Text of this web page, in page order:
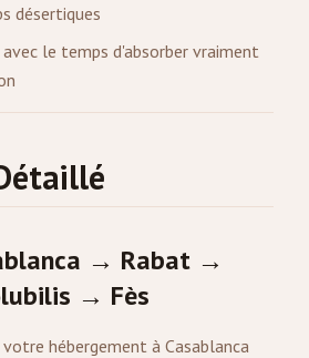
désertiques
avec le temps d'absorber vraiment
→ Rabat →
→ Fès
votre hébergement à Casablanca